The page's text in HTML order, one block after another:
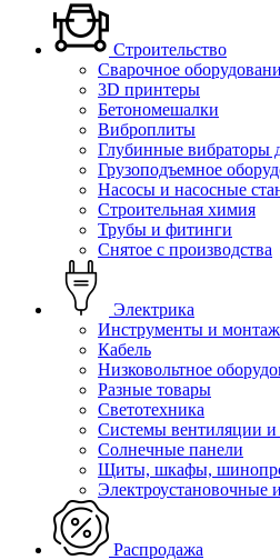
Строительство
Сварочное
3D принтеры
Бетономешалки
Виброплиты
Глубинные вибраторы
Грузоподъемное
Насосы и насосные
Строительная химия
Трубы и фитинги
Снятое с производства
Электрика
Инструменты и
Кабель
Низковольтное
Разные товары
Светотехника
Системы вентиляции и
Солнечные панели
Щиты, шкафы,
Электроустановочные
Распродажа